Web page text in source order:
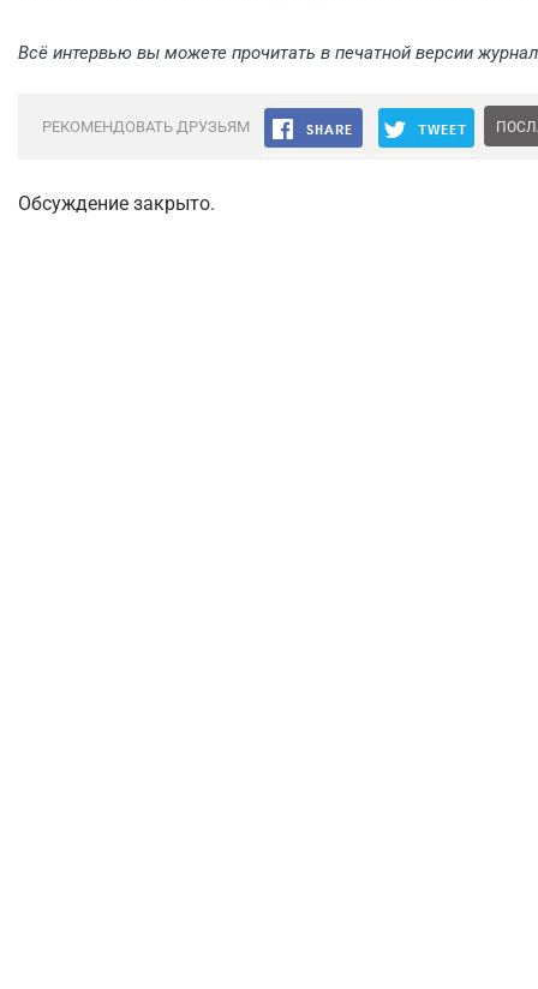
Всё интервью вы можете прочитать в печатной версии
РЕКОМЕНДОВАТЬ ДРУЗЬЯМ
Обсуждение закрыто.